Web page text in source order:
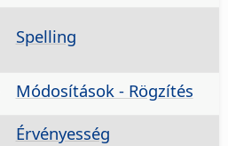
Spelling
Módosítások - Rögzítés
Érvényesség